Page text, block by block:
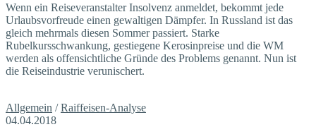
Wenn ein Reiseveranstalter Insolvenz anmeldet, bekommt jede
Urlaubsvorfreude einen gewaltigen Dämpfer. In Russland ist das
gleich mehrmals diesen Sommer passiert. Starke
Rubelkursschwankung, gestiegene Kerosinpreise und die WM
werden als offensichtliche Gründe des Problems genannt. Nun ist
die Reiseindustrie verunischert.
Allgemein /Raiffeisen-Analyse
04.04.2018